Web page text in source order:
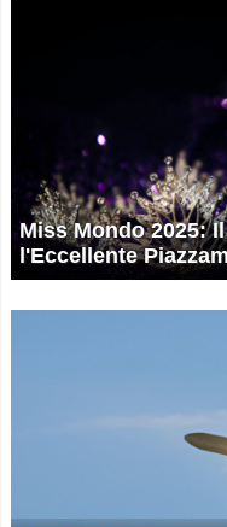
Miss Mondo 2025:
l'Eccellente